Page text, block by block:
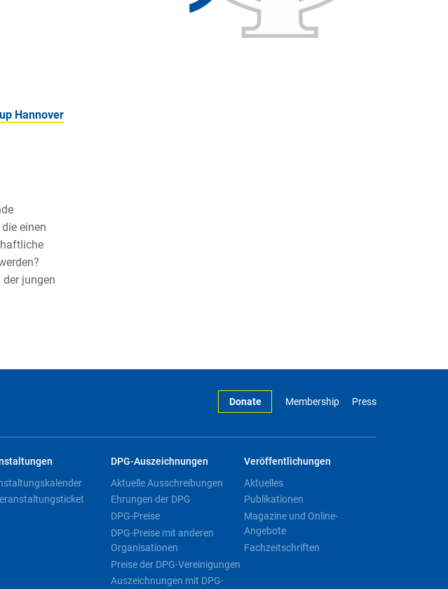
Hannover
einen
jungen
Donate Membership Press
DPG-Auszeichnungen
Aktuelle Ausschreibungen
Ehrungen der DPG
DPG-Preise
DPG-Preise mit anderen
Organisationen
Preise der DPG-Vereinigungen
Auszeichnungen mit DPG-
Veröffentlichungen
Aktuelles
Publikationen
Magazine und Online-
Angebote
Fachzeitschriften